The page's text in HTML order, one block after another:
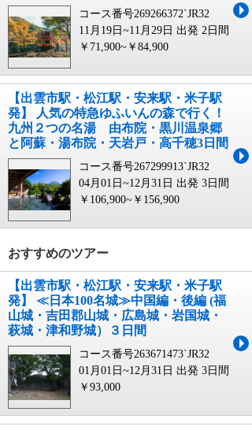
コース番号269266372`JR32
11月19日~11月29日 出発 2日間
￥71,900~￥84,900
【出雲市駅・松江駅・安来駅・米子駅
発】 人気の特急ゆふいんの森で行く！
九州２つの名湯 由布院・黒川温泉郷
と阿蘇・湯布院・天岩戸・高千穂3日間
コース番号267299913`JR32
04月01日~12月31日 出発 3日間
￥106,900~￥156,900
おすすめのツアー
【出雲市駅・松江駅・安来駅・米子駅
発】 ≪日本100名城≫中国編・後編 (福
山城・吉田郡山城・広島城・岩国城・
萩城・津和野城）３日間
コース番号263671473`JR32
01月01日~12月31日 出発 3日間
￥93,000